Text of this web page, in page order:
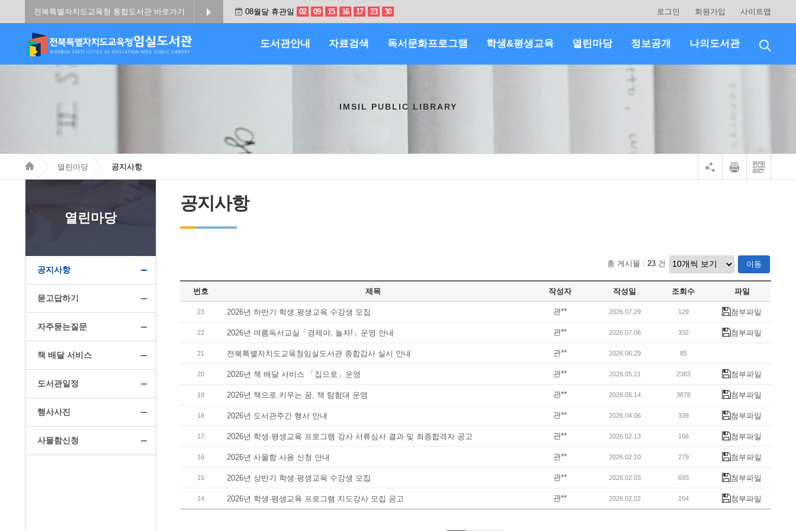
전북특별자치도교육청 통합도서관 바로가기 08월달 휴관일 02 09 15 16 17 23 30 로그인 회원가입 사이트맵
도서관안내 자료검색 독서문화프로그램 학생&평생교육 열린마당 정보공개 나의도서관
IMSIL PUBLIC LIBRARY
열린마당 공지사항
열린마당
공지사항
묻고답하기
자주묻는질문
책 배달 서비스
도서관일정
행사사진
사물함신청
공지사항
총 게시물 : 23 건 이동
번호 제목 작성자 작성일 조회수 파일
23 2026년 하반기 학생 평생교육 수강생 모집 관** 2026.07.29 129 첨부파일
22 2026년 여름독서교실「경제야, 놀자!」운영 안내 관** 2026.07.06 332 첨부파일
21 전북특별자치도교육청임실도서관 종합감사 실시 안내 관** 2026.06.29 85
20 2026년 책 배달 서비스 「집으로」운영 관** 2026.05.21 2383 첨부파일
19 2026년 책으로 키우는 꿈, 책 탐험대 운영 관** 2026.05.14 3878 첨부파일
18 2026년 도서관주간 행사 안내 관** 2026.04.06 339 첨부파일
17 2026년 학생·평생교육 프로그램 강사 서류심사 결과 및 최종합격자 공고 관** 2026.02.13 166 첨부파일
16 2026년 사물함 사용 신청 안내 관** 2026.02.10 279 첨부파일
15 2026년 상반기 학생·평생교육 수강생 모집 관** 2026.02.03 693 첨부파일
14 2026년 학생·평생교육 프로그램 지도강사 모집 공고 관** 2026.02.02 164 첨부파일